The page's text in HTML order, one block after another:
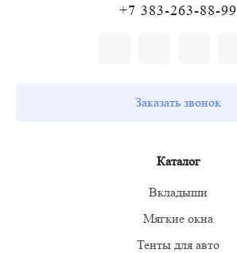
Каталог
Вкладыши
Мягкие окна
Тенты для авто
+7 383-263-88-99
Заказать звонок